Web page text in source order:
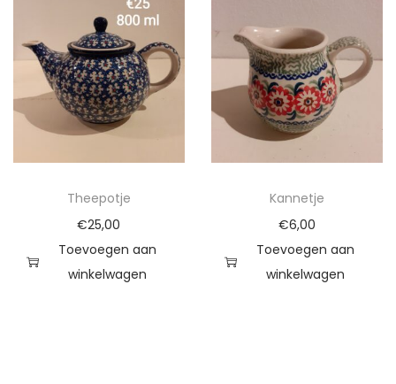
Theepotje
€25,00
Toevoegen aan
winkelwagen
Kannetje
€6,00
Toevoegen aan
winkelwagen